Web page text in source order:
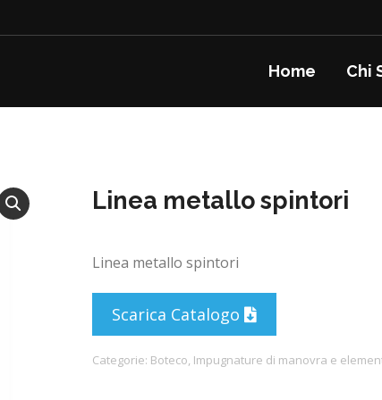
Home Chi
Linea metallo spintori
Linea metallo spintori
Scarica Catalogo
Categorie: Boteco, Impugnature di manovra e